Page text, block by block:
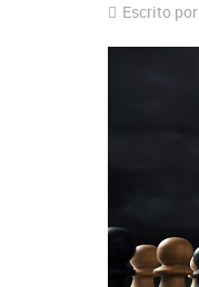
Escrito